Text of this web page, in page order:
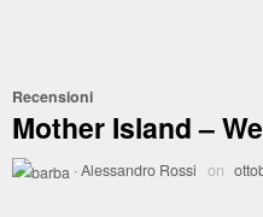
Recensioni
Mother Island –
·Alessandro Rossi on